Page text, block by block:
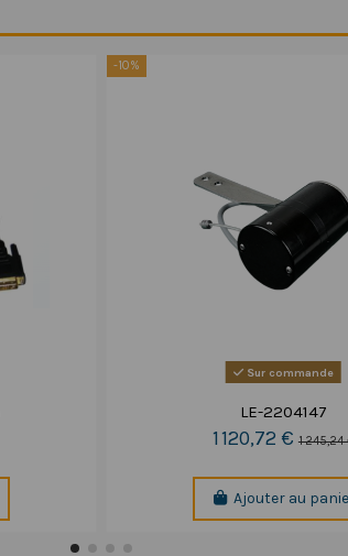
-10%
Sur commande
LE-2204147
1 120,72 € 1 245,24
Ajouter au